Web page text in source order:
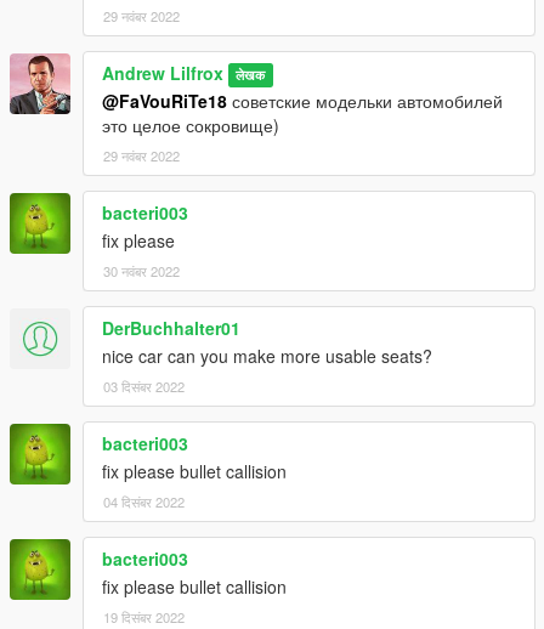
29 नवंबर 2022
Andrew Lilfrox लेखक
@FaVouRiTe18 советские модельки автомобилей
это целое сокровище)
29 नवंबर 2022
bacteri003
fix please
30 नवंबर 2022
DerBuchhalter01
nice car can you make more usable seats?
03 दिसंबर 2022
bacteri003
fix please bullet callision
04 दिसंबर 2022
bacteri003
fix please bullet callision
19 दिसंबर 2022